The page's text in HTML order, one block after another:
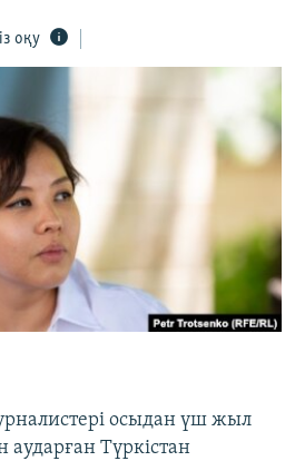
оқу
осыдан үш жыл
Түркістан